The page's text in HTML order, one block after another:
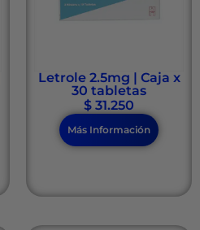
Letrole 2.5mg | Caja x
30 tabletas
$ 31.250
Más Información